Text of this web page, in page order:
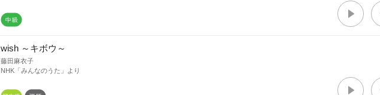
wish ～キボウ～
藤田麻衣子
NHK「みんなのうた」より